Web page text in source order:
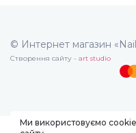
© Интернет магазин
Створення сайту - art studio
Ми використовуємо